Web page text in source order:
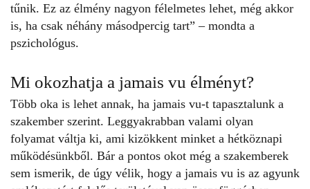
tűnik. Ez az élmény nagyon félelmetes lehet, még akkor
is, ha csak néhány másodpercig tart” – mondta a
pszichológus.
Mi okozhatja a jamais vu élményt?
Több oka is lehet annak, ha jamais vu-t tapasztalunk a
szakember szerint. Leggyakrabban valami olyan
folyamat váltja ki, ami kizökkent minket a hétköznapi
működésünkből. Bár a pontos okot még a szakemberek
sem ismerik, de úgy vélik, hogy a jamais vu is az agyunk